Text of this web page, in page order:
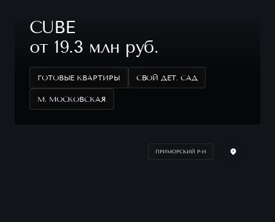
CUBE
от 19.3 млн руб.
ГОТОВЫЕ КВАРТИРЫ СВОЙ ДЕТ. САД
М. МОСКОВСКАЯ
ПРИМОРСКИЙ Р-Н